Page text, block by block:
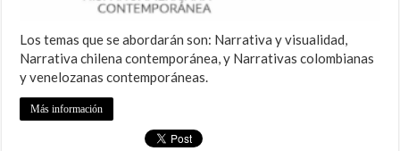
Los temas que se abordarán son: Narrativa y visualidad,
Narrativa chilena contemporánea, y Narrativas colombianas
y venelozanas contemporáneas.
Más información